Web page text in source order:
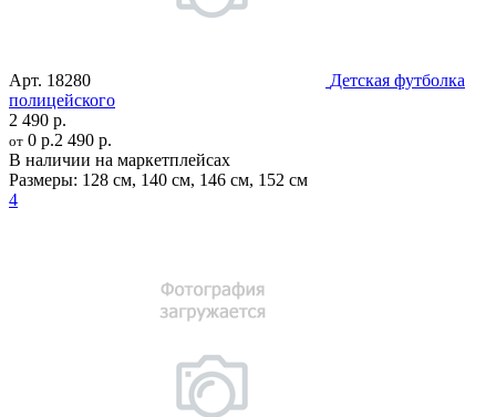
Арт. 18280
Детская футболка
полицейского
2 490 р.
от 0 р.2 490 р.
В наличии на маркетплейсах
Размеры: 128 см, 140 см, 146 см, 152 см
4